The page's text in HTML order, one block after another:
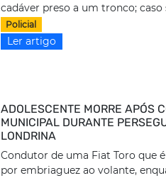
cadáver preso a um tronco; caso
Policial
Ler artigo
ADOLESCENTE MORRE APÓS
MUNICIPAL DURANTE
LONDRINA
Condutor de uma Fiat Toro que
por embriaguez ao volante,